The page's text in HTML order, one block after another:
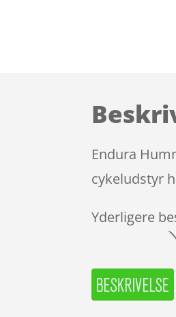
Endura
cykeludstyr
Yderligere